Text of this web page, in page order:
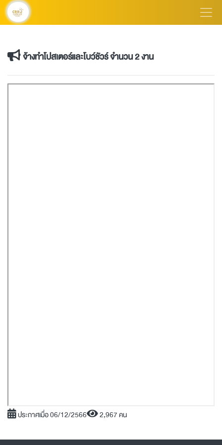
จ้างทำโปสเตอร์และโบว์ชัวร์ จำนวน 2 งาน
ประกาศเมื่อ 06/12/2566 2,967 คน